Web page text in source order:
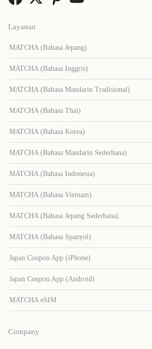
Layanan
MATCHA (Bahasa Jepang)
MATCHA (Bahasa Inggris)
MATCHA (Bahasa Mandarin Tradisional)
MATCHA (Bahasa Thai)
MATCHA (Bahasa Korea)
MATCHA (Bahasa Mandarin Sederhana)
MATCHA (Bahasa Indonesia)
MATCHA (Bahasa Vietnam)
MATCHA (Bahasa Jepang Sederhana)
MATCHA (Bahasa Spanyol)
Japan Coupon App (iPhone)
Japan Coupon App (Android)
MATCHA eSIM
Company